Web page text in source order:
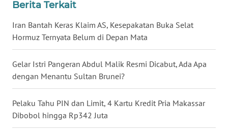
Berita Terkait
Iran Bantah Keras Klaim AS, Kesepakatan Buka Selat
Hormuz Ternyata Belum di Depan Mata
Gelar Istri Pangeran Abdul Malik Resmi Dicabut, Ada Apa
dengan Menantu Sultan Brunei?
Pelaku Tahu PIN dan Limit, 4 Kartu Kredit Pria Makassar
Dibobol hingga Rp342 Juta
NUSANTARA
WN
JOGJA
WN
JATIM
WN